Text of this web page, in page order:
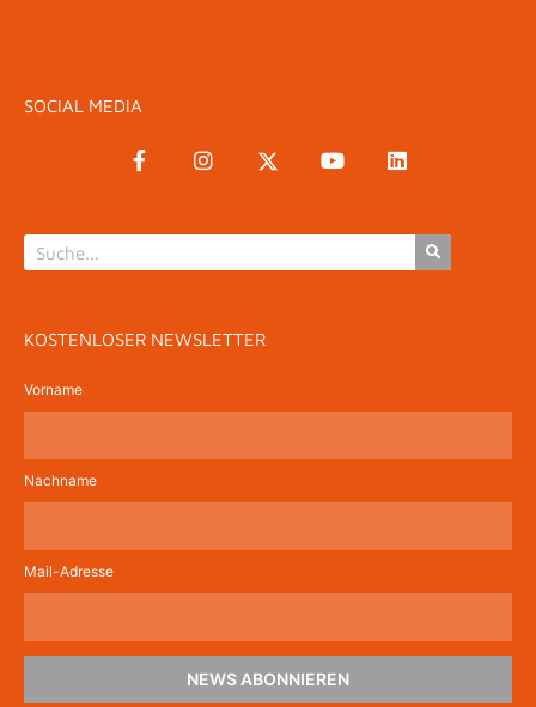
SOCIAL MEDIA
KOSTENLOSER NEWSLETTER
Vorname
Nachname
Mail-Adresse
NEWS ABONNIEREN